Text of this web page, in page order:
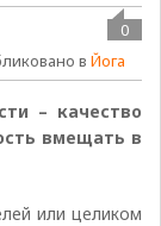
0
в Йога
– качество
вмещать в
или целиком